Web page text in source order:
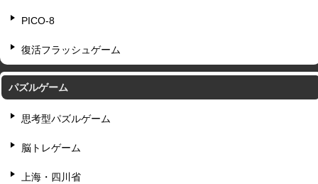
PICO-8
復活フラッシュゲーム
パズルゲーム
思考型パズルゲーム
脳トレゲーム
上海・四川省